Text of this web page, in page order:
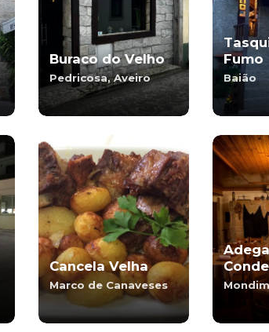
Buraco do Velho
Pedricosa, Aveiro
Fumo
Baião
Cancela Velha
Marco de Canaveses